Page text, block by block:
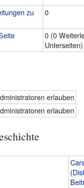
zu
0
0 (0
Unterseiten)
erlauben
erlauben
(